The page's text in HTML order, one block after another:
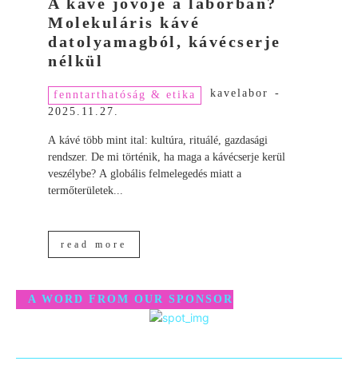
Molekuláris kávé
datolyamagból, kávécserje
nélkül
fenntarthatóság & etika kavelabor
-
2025.11.27.
A kávé több mint ital: kultúra, rituálé, gazdasági
rendszer. De mi történik, ha maga a kávécserje kerül
veszélybe? A globális felmelegedés miatt a
termőterületek...
read more
A WORD FROM OUR SPONSOR